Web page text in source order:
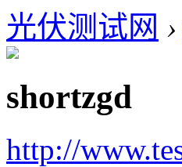
光伏测试网 ›
shortzgd
http://